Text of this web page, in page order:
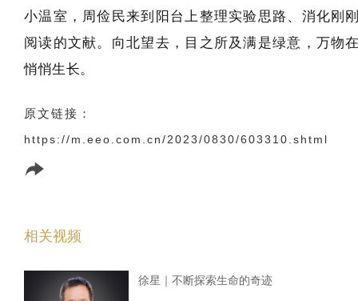
小温室，周俭民来到阳台上整理实验思路、消化刚
阅读的文献。向北望去，目之所及满是绿意，万物
悄悄生长。
原文链接：
https://m.eeo.com.cn/2023/0830/603310.shtml
相关视频
徐星｜不断探索生命的奇迹